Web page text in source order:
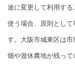
途に変更して利用す
使う場合、原則とし
す。大阪市城東区は
畑や遊休農地が残っ